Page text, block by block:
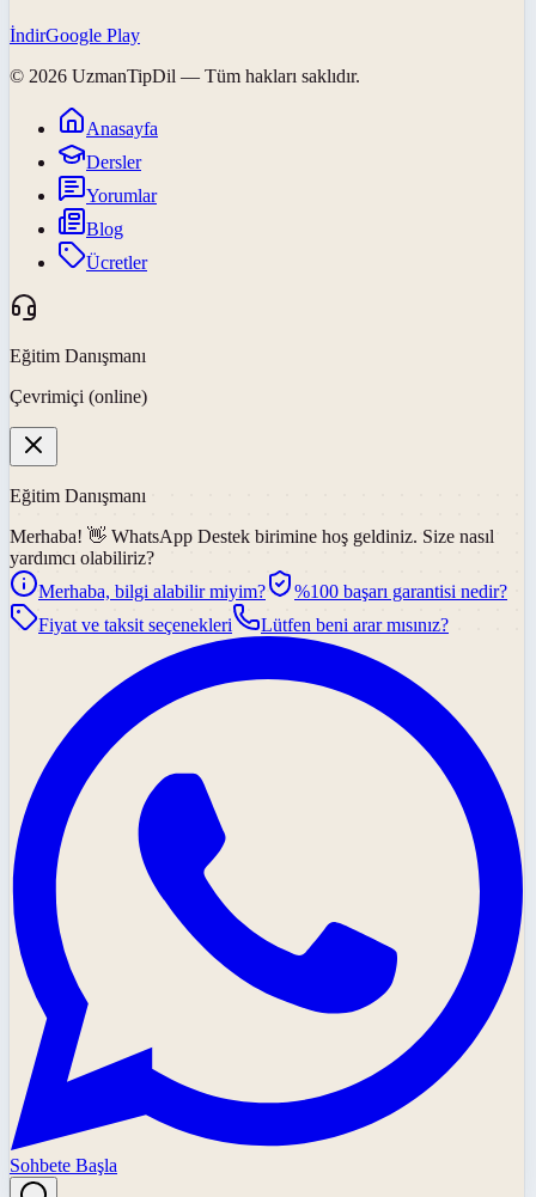
İndirGoogle Play
© 2026 UzmanTipDil — Tüm hakları saklıdır.
Anasayfa
Dersler
Yorumlar
Blog
Ücretler
Eğitim Danışmanı
Çevrimiçi (online)
Eğitim Danışmanı
Merhaba! 👋 WhatsApp Destek birimine hoş geldiniz. Size nasıl
yardımcı olabiliriz?
Merhaba, bilgi alabilir miyim?
%100 başarı garantisi nedir?
Fiyat ve taksit seçenekleri
Lütfen beni arar mısınız?
Sohbete Başla